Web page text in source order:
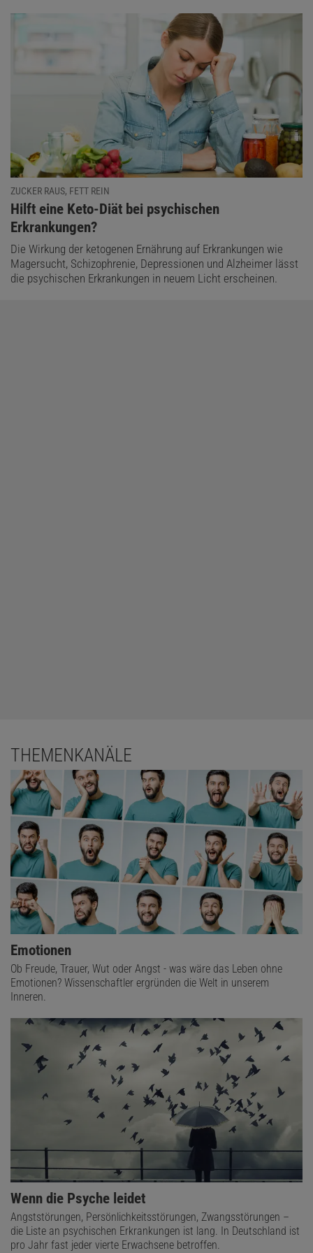
ZUCKER RAUS, FETT REIN
:
Hilft eine Keto-Diät bei psychischen
Erkrankungen?
Die Wirkung der ketogenen Ernährung auf Erkrankungen wie
Magersucht, Schizophrenie, Depressionen und Alzheimer lässt
die psychischen Erkrankungen in neuem Licht erscheinen.
THEMENKANÄLE
Emotionen
Ob Freude, Trauer, Wut oder Angst - was wäre das Leben ohne
Emotionen? Wissenschaftler ergründen die Welt in unserem
Inneren.
Wenn die Psyche leidet
Angststörungen, Persönlichkeitsstörungen, Zwangsstörungen –
die Liste an psychischen Erkrankungen ist lang. In Deutschland ist
pro Jahr fast jeder vierte Erwachsene betroffen.